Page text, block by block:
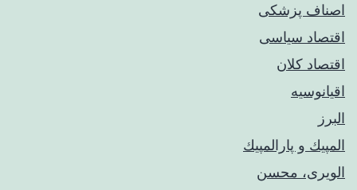
اصناف پزشکی
اقتصاد سیاسی
اقتصاد کلان
اقیانوسیه
البرز
المپيك و پارالمپيك
الویری، محسن